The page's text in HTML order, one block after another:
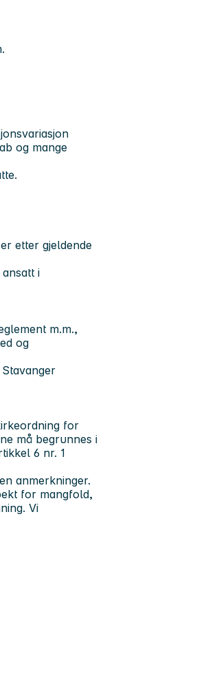
og mange
etter gjeldende
i
m.m.,
og
for
må begrunnes i
6 nr. 1
anmerkninger.
for mangfold,
Vi